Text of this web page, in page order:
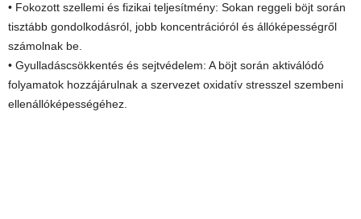
• Fokozott szellemi és fizikai teljesítmény: Sokan reggeli böjt során
tisztább gondolkodásról, jobb koncentrációról és állóképességről
számolnak be.
• Gyulladáscsökkentés és sejtvédelem: A böjt során aktiválódó
folyamatok hozzájárulnak a szervezet oxidatív stresszel szembeni
ellenállóképességéhez.